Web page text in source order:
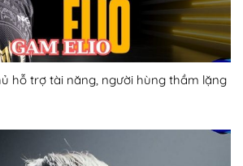
hỗ trợ tài năng, người hùng thầm lặng